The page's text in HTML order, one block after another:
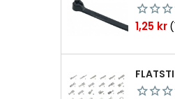
Pris
1,25 kr